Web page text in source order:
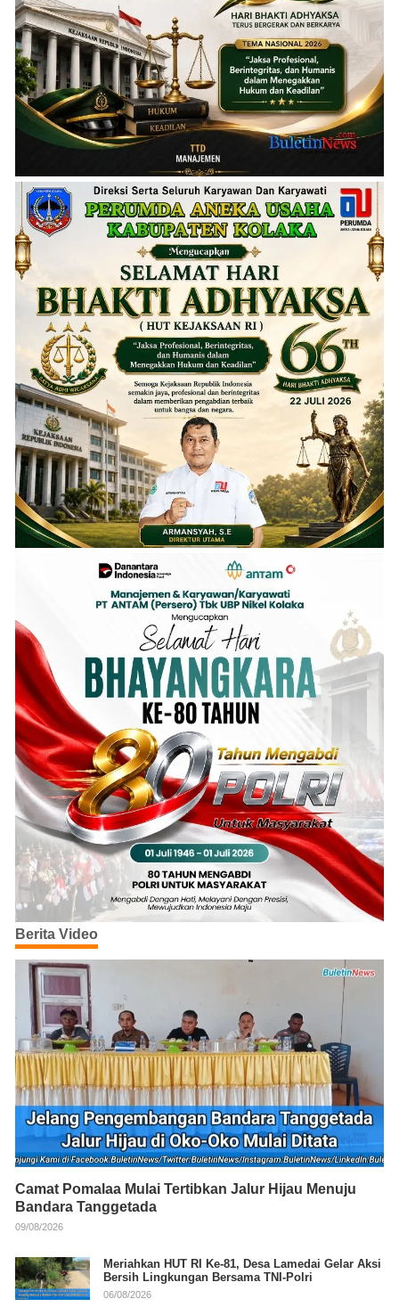
Berita Video
Camat Pomalaa Mulai Tertibkan Jalur Hijau Menuju
Bandara Tanggetada
09/08/2026
Meriahkan HUT RI Ke-81, Desa Lamedai Gelar Aksi
Bersih Lingkungan Bersama TNI-Polri
06/08/2026